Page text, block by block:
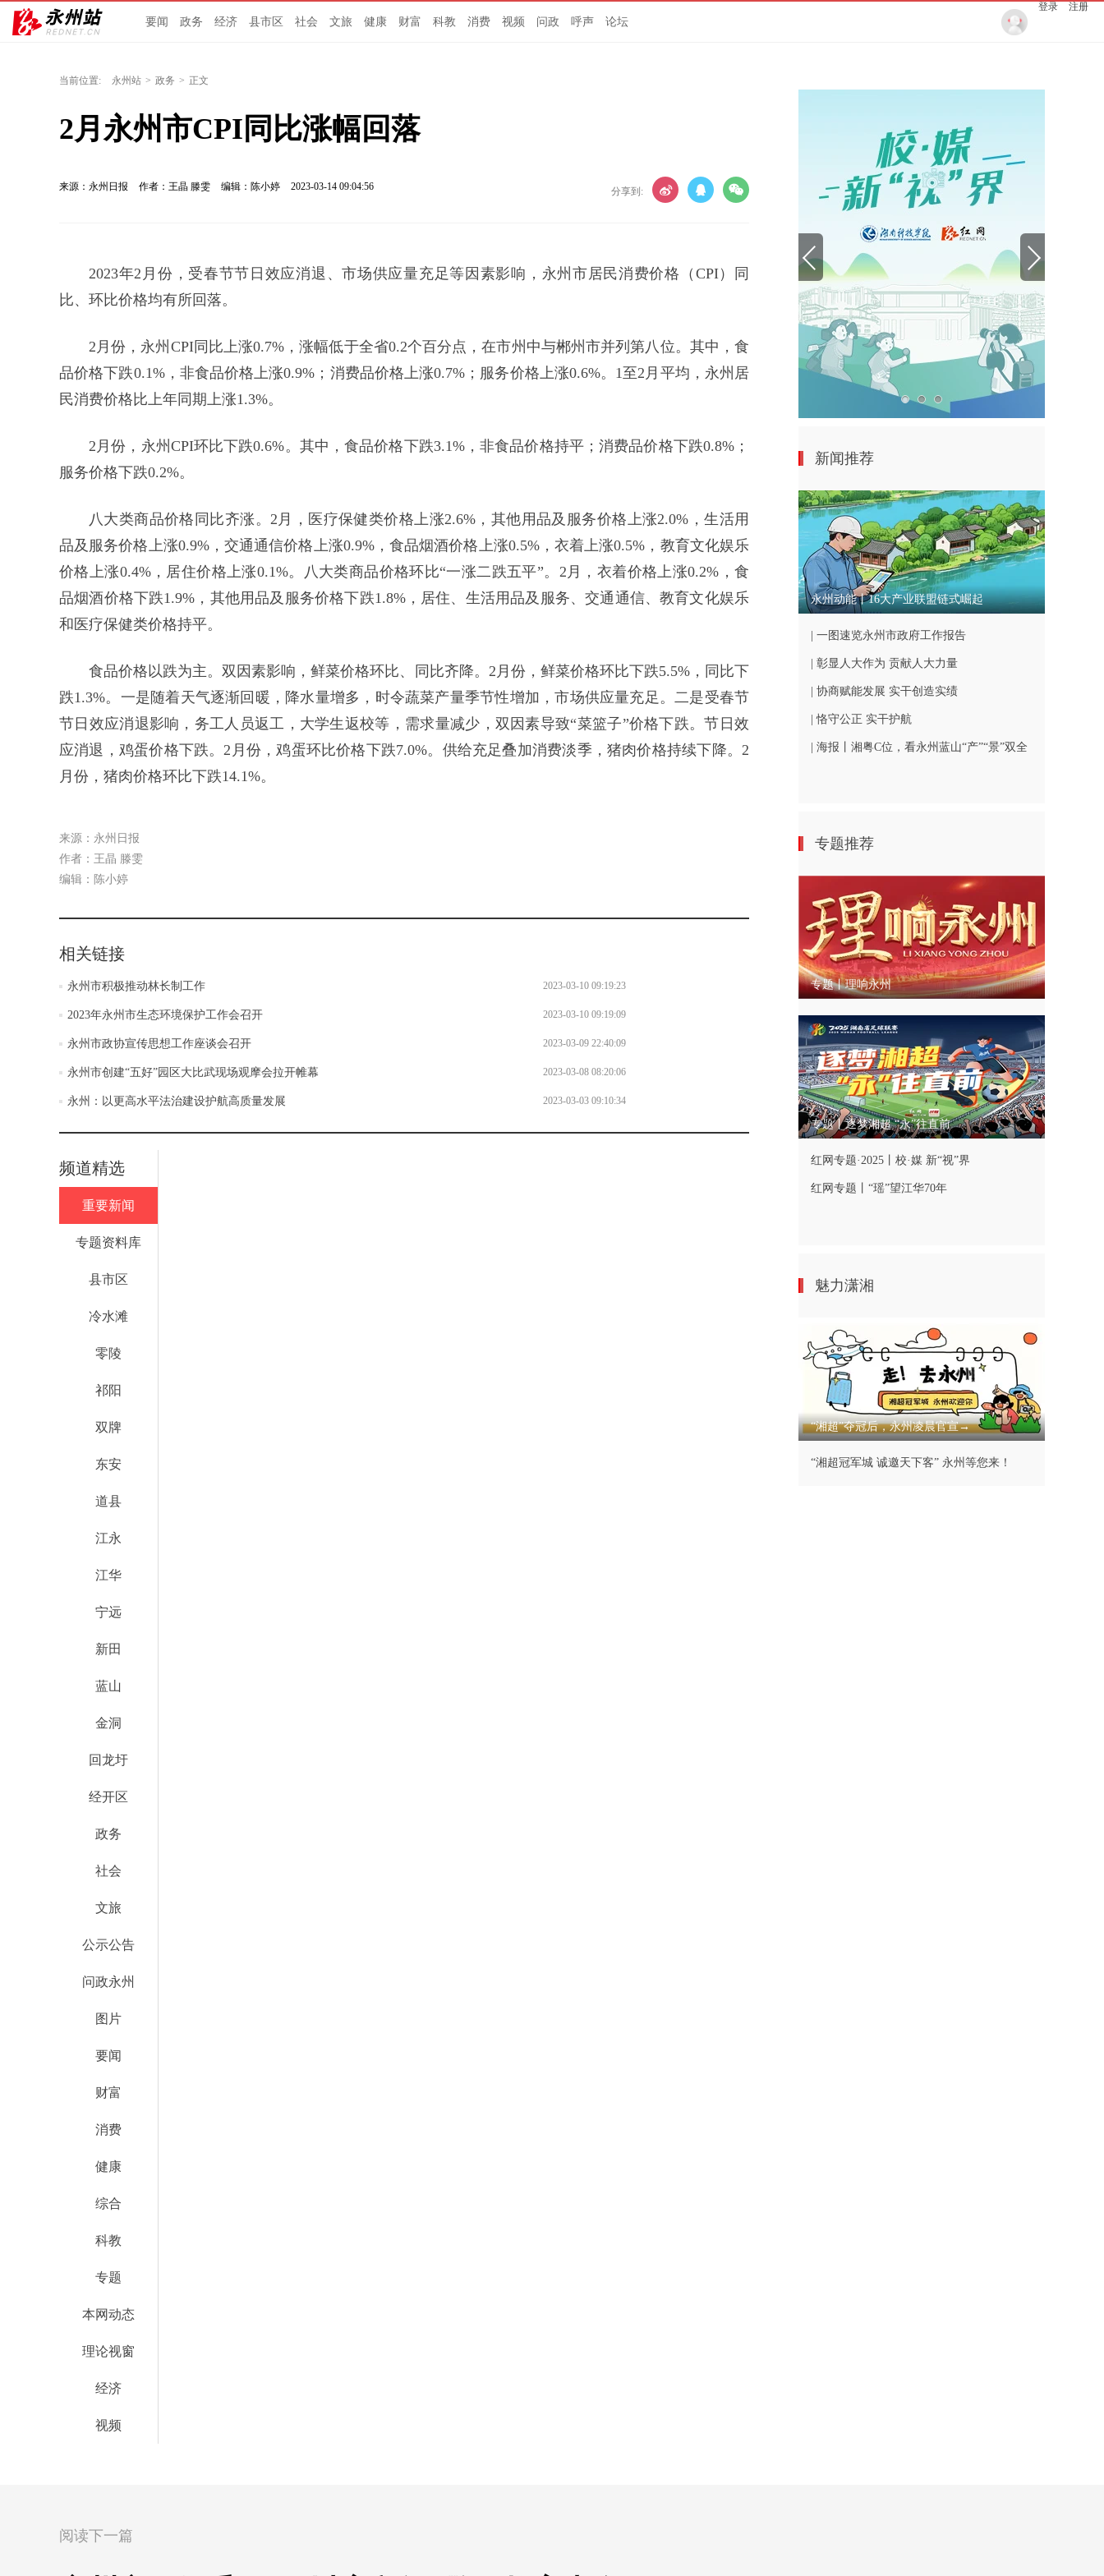
要闻 政务 经济 县市区 社会 文旅 健康 财富 科教 消费 视频 问政 呼声 论坛
登录 注册
当前位置: 永州站 > 政务 > 正文
2月永州市CPI同比涨幅回落
来源：永州日报 作者：王晶 滕雯 编辑：陈小婷 2023-03-14 09:04:56 分享到:
2023年2月份，受春节节日效应消退、市场供应量充足等因素影响，永州市居民消费价格（CPI）同
比、环比价格均有所回落。
2月份，永州CPI同比上涨0.7%，涨幅低于全省0.2个百分点，在市州中与郴州市并列第八位。其中，食
品价格下跌0.1%，非食品价格上涨0.9%；消费品价格上涨0.7%；服务价格上涨0.6%。1至2月平均，永州居
民消费价格比上年同期上涨1.3%。
2月份，永州CPI环比下跌0.6%。其中，食品价格下跌3.1%，非食品价格持平；消费品价格下跌0.8%；
服务价格下跌0.2%。
八大类商品价格同比齐涨。2月，医疗保健类价格上涨2.6%，其他用品及服务价格上涨2.0%，生活用
品及服务价格上涨0.9%，交通通信价格上涨0.9%，食品烟酒价格上涨0.5%，衣着上涨0.5%，教育文化娱乐
价格上涨0.4%，居住价格上涨0.1%。八大类商品价格环比“一涨二跌五平”。2月，衣着价格上涨0.2%，食
品烟酒价格下跌1.9%，其他用品及服务价格下跌1.8%，居住、生活用品及服务、交通通信、教育文化娱乐
和医疗保健类价格持平。
食品价格以跌为主。双因素影响，鲜菜价格环比、同比齐降。2月份，鲜菜价格环比下跌5.5%，同比下
跌1.3%。一是随着天气逐渐回暖，降水量增多，时令蔬菜产量季节性增加，市场供应量充足。二是受春节
节日效应消退影响，务工人员返工，大学生返校等，需求量减少，双因素导致“菜篮子”价格下跌。节日效
应消退，鸡蛋价格下跌。2月份，鸡蛋环比价格下跌7.0%。供给充足叠加消费淡季，猪肉价格持续下降。2
月份，猪肉价格环比下跌14.1%。
来源：永州日报
作者：王晶 滕雯
编辑：陈小婷
相关链接
永州市积极推动林长制工作 2023-03-10 09:19:23
2023年永州市生态环境保护工作会召开 2023-03-10 09:19:09
永州市政协宣传思想工作座谈会召开 2023-03-09 22:40:09
永州市创建“五好”园区大比武现场观摩会拉开帷幕 2023-03-08 08:20:06
永州：以更高水平法治建设护航高质量发展 2023-03-03 09:10:34
频道精选
重要新闻
专题资料库
县市区
冷水滩
零陵
祁阳
双牌
东安
道县
江永
江华
宁远
新田
蓝山
金洞
回龙圩
经开区
政务
社会
文旅
公示公告
问政永州
图片
要闻
财富
消费
健康
综合
科教
专题
本网动态
理论视窗
经济
视频
新闻推荐
永州动能丨16大产业联盟链式崛起
| 一图速览永州市政府工作报告
| 彰显人大作为 贡献人大力量
| 协商赋能发展 实干创造实绩
| 恪守公正 实干护航
| 海报丨湘粤C位，看永州蓝山“产”“景”双全
专题推荐
专题丨理响永州
专题丨逐梦湘超 “永”往直前
红网专题·2025丨校·媒 新“视”界
红网专题丨“瑶”望江华70年
魅力潇湘
“湘超”夺冠后，永州凌晨官宣→
“湘超冠军城 诚邀天下客” 永州等您来！
阅读下一篇